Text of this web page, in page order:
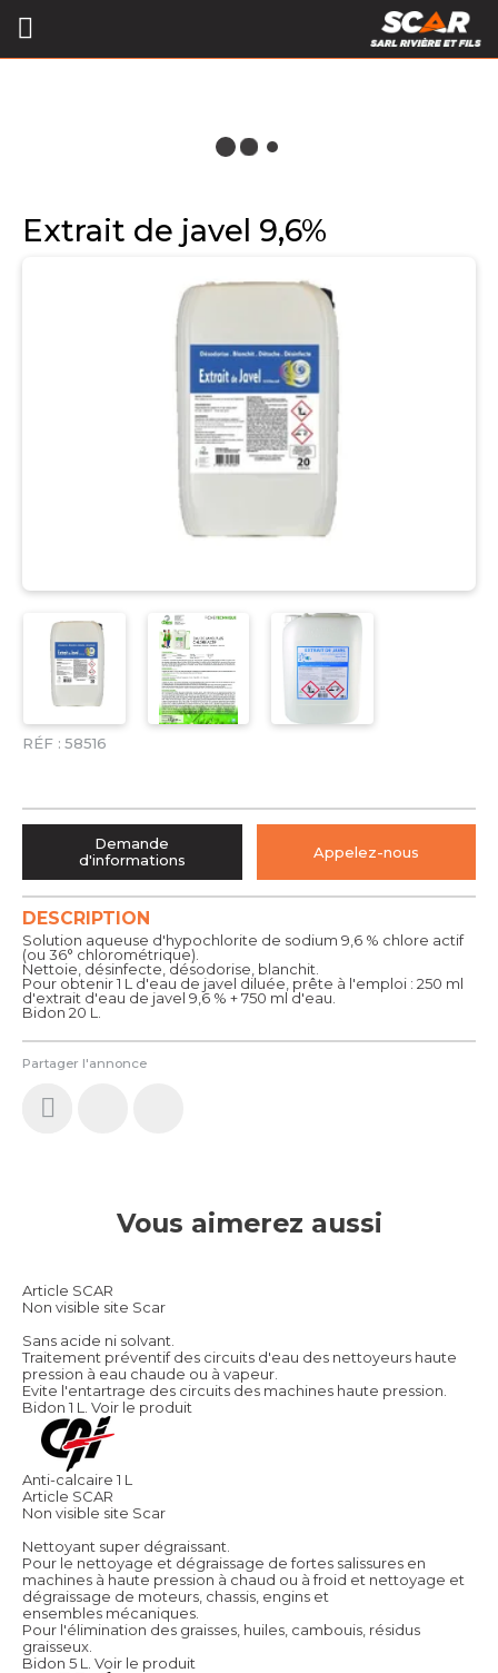
Extrait de javel 9,6%
RÉF : 58516
Partager l'annonce
DESCRIPTION
Solution aqueuse d'hypochlorite de sodium 9,6 % chlore actif
(ou 36° chlorométrique).
Nettoie, désinfecte, désodorise, blanchit.
Pour obtenir 1 L d'eau de javel diluée, prête à l'emploi : 250 ml
d'extrait d'eau de javel 9,6 % + 750 ml d'eau.
Bidon 20 L.
Demande
d'informations
Appelez-nous
Vous aimerez aussi
Article SCAR
Non visible site Scar
Sans acide ni solvant.
Traitement préventif des circuits d'eau des nettoyeurs haute
pression à eau chaude ou à vapeur.
Evite l'entartrage des circuits des machines haute pression.
Bidon 1 L.
Voir le produit
Anti-calcaire 1 L
Article SCAR
Non visible site Scar
Nettoyant super dégraissant.
Pour le nettoyage et dégraissage de fortes salissures en
machines à haute pression à chaud ou à froid et nettoyage et
dégraissage de moteurs, chassis, engins et
ensembles mécaniques.
Pour l'élimination des graisses, huiles, cambouis, résidus
graisseux.
Bidon 5 L.
Voir le produit